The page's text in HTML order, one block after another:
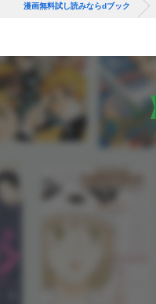
漫画無料試し読みならdブック